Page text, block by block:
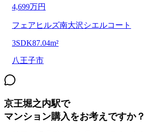
4,699万円
フェアヒルズ南大沢シエルコート
3SDK87.04m²
八王子市
京王堀之内駅で
マンション購入をお考えですか？